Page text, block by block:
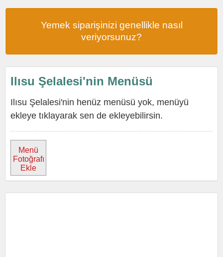
Yemek siparişinizi genellikle nasıl
veriyorsunuz?
Ilısu Şelalesi'nin Menüsü
Ilısu Şelalesi'nin henüz menüsü yok, menüyü
ekleye tıklayarak sen de ekleyebilirsin.
Menü
Fotoğrafı
Ekle